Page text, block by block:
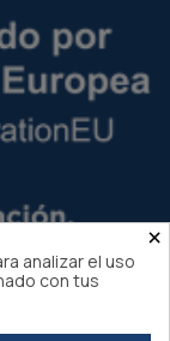
×
analizar el uso
con tus